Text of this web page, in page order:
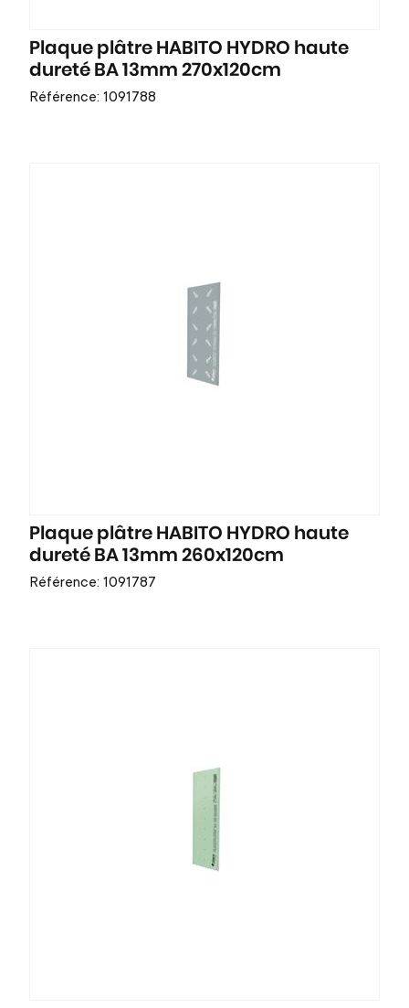
Plaque plâtre HABITO HYDRO haute
dureté BA 13mm 270x120cm
Référence: 1091788
Plaque plâtre HABITO HYDRO haute
dureté BA 13mm 260x120cm
Référence: 1091787